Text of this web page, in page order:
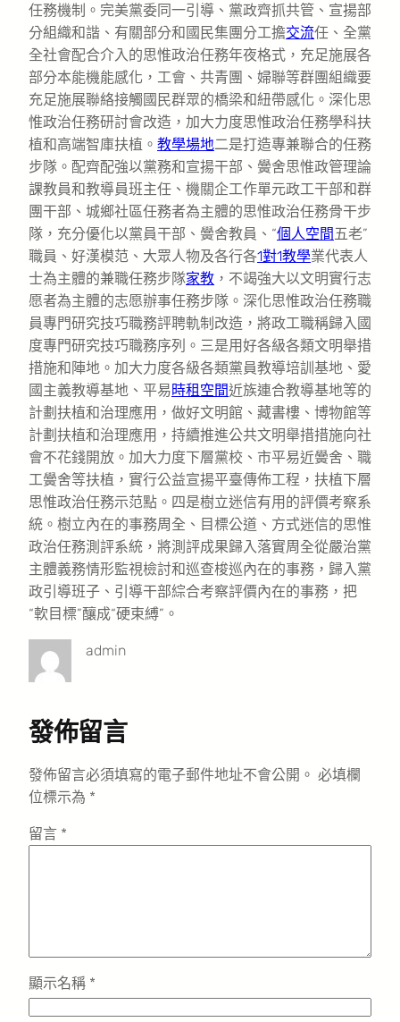
任務機制。完美黨委同一引導、黨政齊抓共管、宣揚部
分組織和諧、有關部分和國民集團分工擔交流任、全黨
全社會配合介入的思惟政治任務年夜格式，充足施展各
部分本能機能感化，工會、共青團、婦聯等群團組織要
充足施展聯絡接觸國民群眾的橋梁和紐帶感化。深化思
惟政治任務研討會改造，加大力度思惟政治任務學科扶
植和高端智庫扶植。 教學場地二是打造專兼聯合的任務
步隊。配齊配強以黨務和宣揚干部、黌舍思惟政管理論
課教員和教導員班主任、機關企工作單元政工干部和群
團干部、城鄉社區任務者為主體的思惟政治任務骨干步
隊，充分優化以黨員干部、黌舍教員、“個人空間五老”
職員、好漢模范、大眾人物及各行各1對1教學業代表人
士為主體的兼職任務步隊家教 ，不竭強大以文明實行志
愿者為主體的志愿辦事任務步隊。深化思惟政治任務職
員專門研究技巧職務評聘軌制改造，將政工職稱歸入國
度專門研究技巧職務序列。三是用好各級各類文明舉措
措施和陣地。加大力度各級各類黨員教導培訓基地、愛
國主義教導基地、平易時租空間近族連合教導基地等的
計劃扶植和治理應用，做好文明館、藏書樓、博物館等
計劃扶植和治理應用，持續推進公共文明舉措措施向社
會不花錢開放。加大力度下層黨校、市平易近黌舍、職
工黌舍等扶植，實行公益宣揚平臺傳佈工程，扶植下層
思惟政治任務示范點。四是樹立迷信有用的評價考察系
統。樹立內在的事務周全、目標公道、方式迷信的思惟
政治任務測評系統，將測評成果歸入落實周全從嚴治黨
主體義務情形監視檢討和巡查梭巡內在的事務，歸入黨
政引導班子、引導干部綜合考察評價內在的事務，把
“軟目標”釀成“硬束縛”。
admin
發佈留言
發佈留言必須填寫的電子郵件地址不會公開。 必填欄
位標示為 *
留言 *
顯示名稱 *